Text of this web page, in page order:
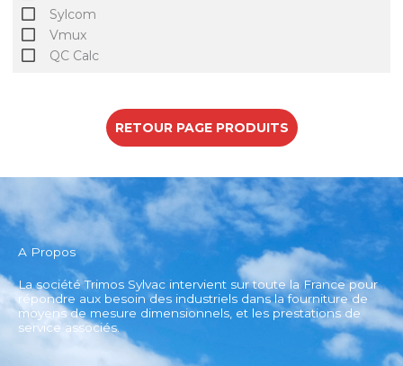
Sylcom
Vmux
QC Calc
RETOUR PAGE PRODUITS
A Propos
La société Trimos Sylvac intervient sur toute la France pour
répondre aux besoin des industriels dans la fourniture de
moyens de mesure dimensionnels, et les prestations de
service associés.